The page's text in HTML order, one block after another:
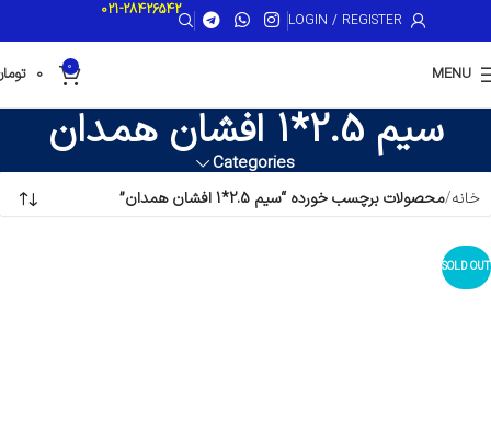
LOGIN / REGISTER
021-28426542
MENU
0
0
سیم 2.5*1 افشان همدان
Categories
خانه محصولات برچسب خورده “سیم 2.5*1 افشان همدان”
SOLD OUT